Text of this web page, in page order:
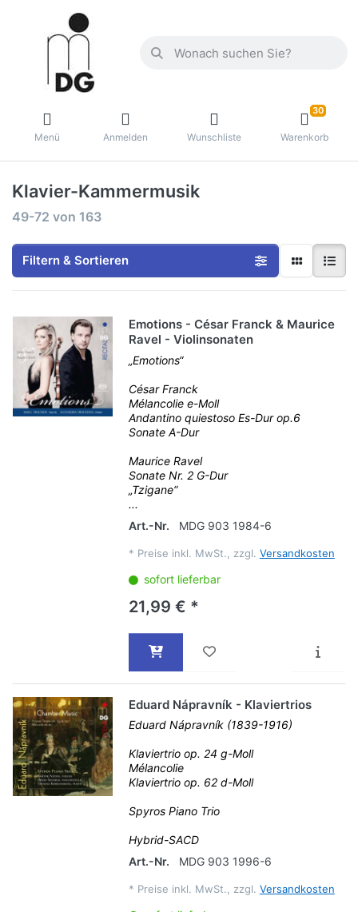
Menü Anmelden Wunschliste
30
Warenkorb
Klavier-Kammermusik
49-72 von 163
Filtern & Sortieren
Emotions - César Franck & Maurice
Ravel - Violinsonaten
„Emotions“
César Franck
Mélancolie e-Moll
Andantino quiestoso Es-Dur op.6
Sonate A-Dur
Maurice Ravel
Sonate Nr. 2 G-Dur
„Tzigane“
...
Art.-Nr.
MDG 903 1984-6
* Preise inkl. MwSt., zzgl. Versandkosten
sofort lieferbar
21,99 € *
Eduard Nápravník - Klaviertrios
Eduard Nápravník (1839-1916)
Klaviertrio op. 24 g-Moll
Mélancolie
Klaviertrio op. 62 d-Moll
Spyros Piano Trio
Hybrid-SACD
Art.-Nr.
MDG 903 1996-6
* Preise inkl. MwSt., zzgl. Versandkosten